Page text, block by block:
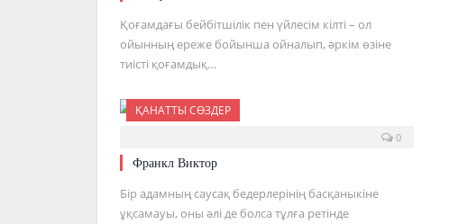
Қоғамдағы бейбітшілік пен үйлесім кілті – ол
ойынның ереже бойынша ойналып, әркім өзіне
тиісті қоғамдық…
ҚАНАТТЫ СӨЗДЕР
0
Франкл Виктор
Бір адамның саусақ бедерлерінің басқаныкіне
ұқсамауы, оны әлі де болса тұлға ретінде